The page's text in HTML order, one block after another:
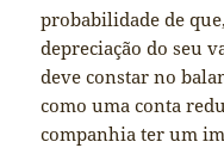
probabilidade de
depreciação do seu
deve constar no
como uma conta
companhia ter um